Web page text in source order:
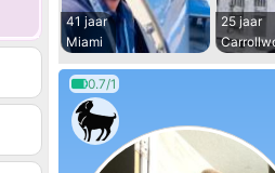
41 jaar
Miami
25 jaar
0.7/1